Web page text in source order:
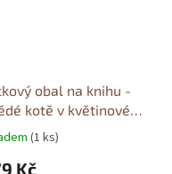
obal na knihu -
kotě v květinovém
(1 ks)
Kč